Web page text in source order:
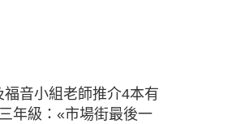
音小組老師推介4本有
年級：«市場街最後一